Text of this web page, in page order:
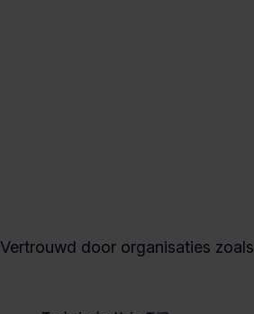
Vertrouwd door organisaties zoals